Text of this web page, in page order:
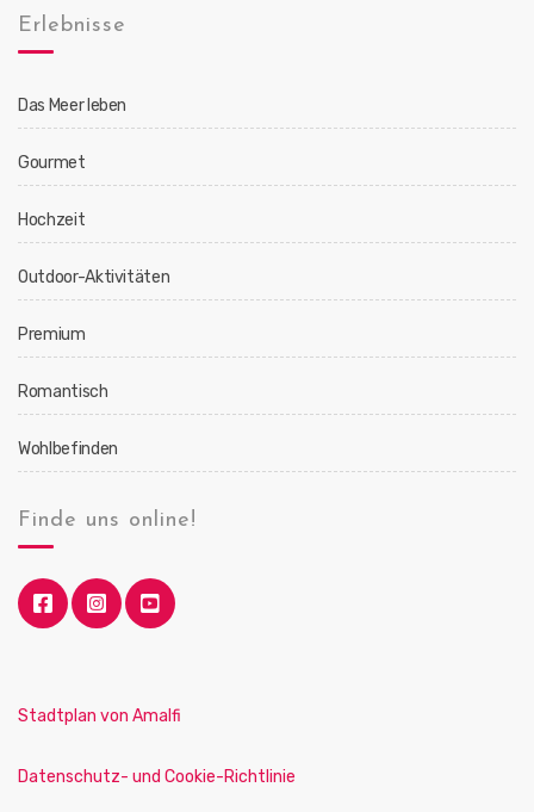
Erlebnisse
Das Meer leben
Gourmet
Hochzeit
Outdoor-Aktivitäten
Premium
Romantisch
Wohlbefinden
Finde uns online!
Stadtplan von Amalfi
Datenschutz- und Cookie-Richtlinie